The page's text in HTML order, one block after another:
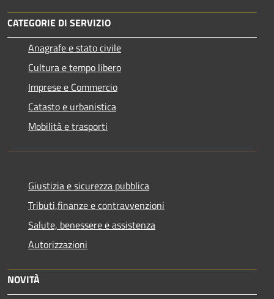
CATEGORIE DI SERVIZIO
Anagrafe e stato civile
Cultura e tempo libero
Imprese e Commercio
Catasto e urbanistica
Mobilità e trasporti
Giustizia e sicurezza pubblica
Tributi,finanze e contravvenzioni
Salute, benessere e assistenza
Autorizzazioni
NOVITÀ